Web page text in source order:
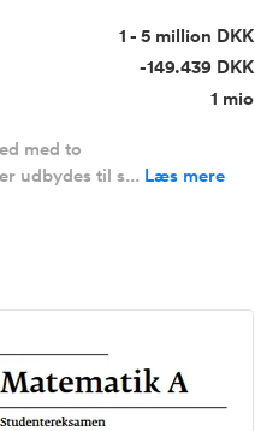
1 - 5 million DKK
-149.439 DKK
1 mio
med to
udbydes til s... Læs mere